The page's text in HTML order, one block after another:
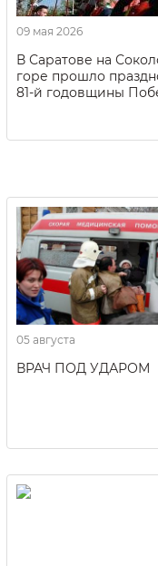
09 мая 2026
В Саратове на
горе прошло
81-й годовщины
05 августа
ВРАЧ ПОД УДАРОМ